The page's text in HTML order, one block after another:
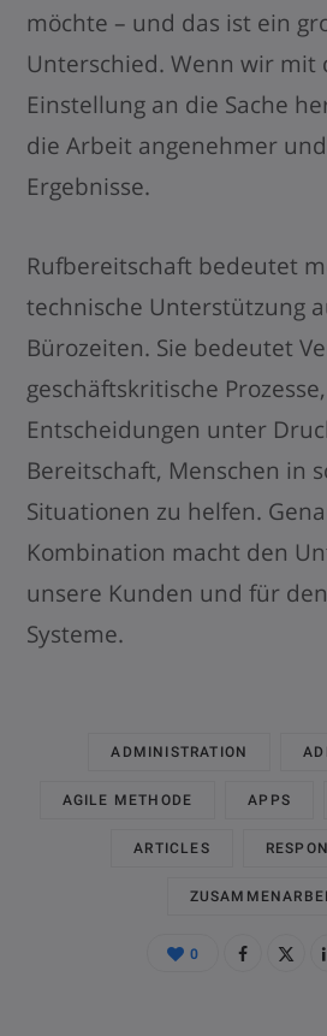
möchte – und das ist ein
Unterschied. Wenn wir mit
Einstellung an die Sache
die Arbeit angenehmer
Ergebnisse.
Rufbereitschaft bedeutet
technische Unterstützung
Bürozeiten. Sie bedeutet
geschäftskritische
Entscheidungen unter
Bereitschaft, Menschen in
Situationen zu helfen.
Kombination macht den
unsere Kunden und für
Systeme.
ADMINISTRATION
AGILE METHODE APPS
ARTICLES
0